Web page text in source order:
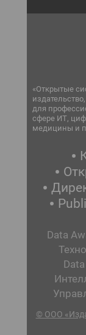
«Открытые
для
сфере ИТ,
медицины и
Data
© ООО